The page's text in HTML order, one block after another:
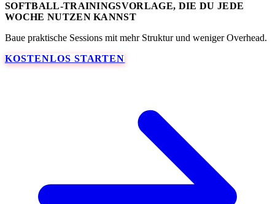
SOFTBALL-TRAININGSVORLAGE, DIE DU JEDE
WOCHE NUTZEN KANNST
Baue praktische Sessions mit mehr Struktur und weniger Overhead.
KOSTENLOS STARTEN